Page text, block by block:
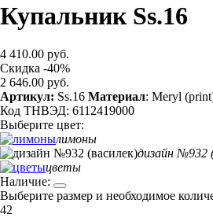
Купальник Ss.16
4 410.00 руб.
Скидка -40%
2 646.00 руб.
Артикул: Ss.16 Материал: Meryl
Код ТНВЭД: 6112419000
Выберите цвет:
лимоны
дизайн №932
цветы
Наличие:
Выберите размер и необходимое
42